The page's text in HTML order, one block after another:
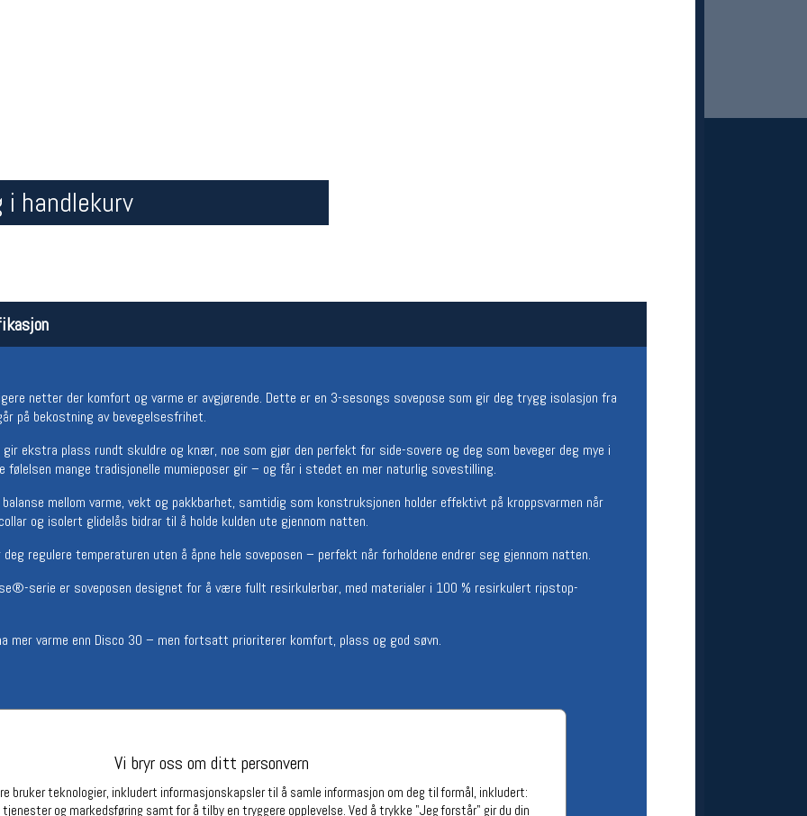
i handlekurv
netter der komfort og varme er avgjørende. Dette er en 3-sesongs sovepose som gir deg trygg isolasjon fra
på bekostning av bevegelsesfrihet.
ekstra plass rundt skuldre og knær, noe som gjør den perfekt for side-sovere og deg som beveger deg mye i
følelsen mange tradisjonelle mumieposer gir – og får i stedet en mer naturlig sovestilling.
mellom varme, vekt og pakkbarhet, samtidig som konstruksjonen holder effektivt på kroppsvarmen når
og isolert glidelås bidrar til å holde kulden ute gjennom natten.
regulere temperaturen uten å åpne hele soveposen – perfekt når forholdene endrer seg gjennom natten.
serie er soveposen designet for å være fullt resirkulerbar, med materialer i 100 % resirkulert ripstop-
mer varme enn Disco 30 – men fortsatt prioriterer komfort, plass og god søvn.
(Long)
Vi bryr oss om ditt personvern
bruker teknologier, inkludert informasjonskapsler til å samle informasjon om deg til formål, inkludert:
og markedsføring samt for å tilby en tryggere opplevelse. Ved å trykke "Jeg forstår" gir du din
Åpningstider butikk
Salgsbetingelser
Personsvernerklæring
Informasjonskapsler
Bærekraft
Org. nr: 976754360
Ledige stillinger